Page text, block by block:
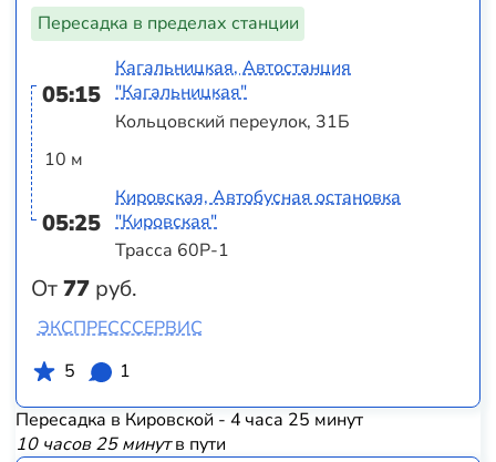
Пересадка в пределах станции
05:15
10 м
05:25
От77 руб.
Кагальницкая, Автостанция
"Кагальницкая"
Кольцовский переулок, 31Б
Кировская, Автобусная остановка
"Кировская"
Трасса 60Р-1
ЭКСПРЕСССЕРВИС
5
1
Пересадка в Кировской - 4 часа 25 минут
10 часов 25 минутв пути